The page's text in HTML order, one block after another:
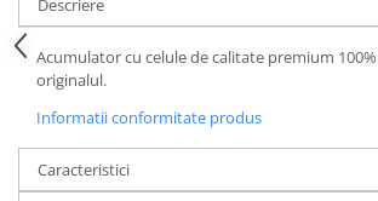
Descriere
Acumulator cu celule de calitate premium
originalul.
Informatii conformitate produs
Caracteristici